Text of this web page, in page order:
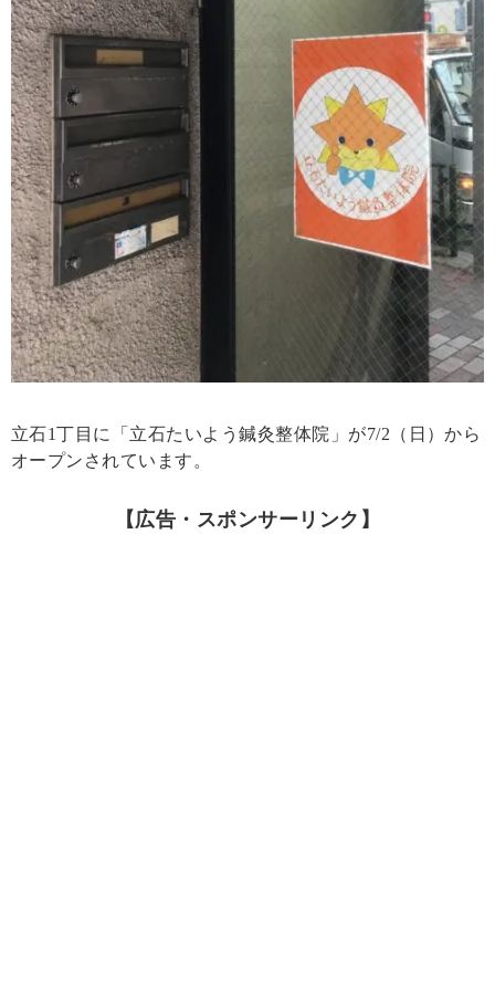
立石1丁目に「立石たいよう鍼灸整体院」が7/2（日）から
オープンされています。
【広告・スポンサーリンク】